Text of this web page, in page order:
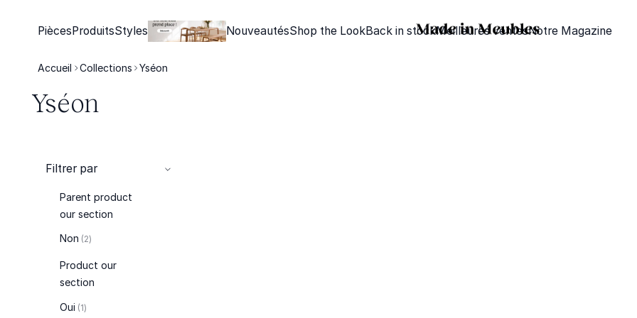
PiècesProduitsStyles NouveautésShop the LookBack in stockMeilleures ventesNotre Magazine
Accueil Collections Yséon
Yséon
Filtrer par
Parent product
our section
Non 2articles
Product our
section
Oui 1article